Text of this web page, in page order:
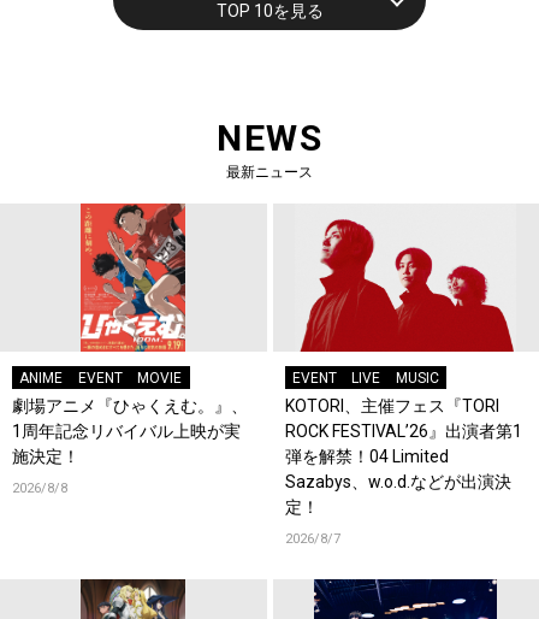
TOP 10を見る
NEWS
最新ニュース
ANIME EVENT MOVIE
劇場アニメ『ひゃくえむ。』、
1周年記念リバイバル上映が実
施決定！
2026/8/8
EVENT LIVE MUSIC
KOTORI、主催フェス『TORI
ROCK FESTIVAL’26』出演者第1
弾を解禁！04 Limited
Sazabys、w.o.d.などが出演決
定！
2026/8/7